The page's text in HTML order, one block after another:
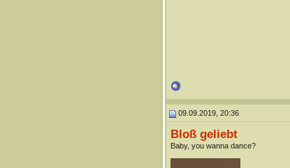
09.09.2019, 20:36
Bloß geliebt
Baby, you wanna dance?